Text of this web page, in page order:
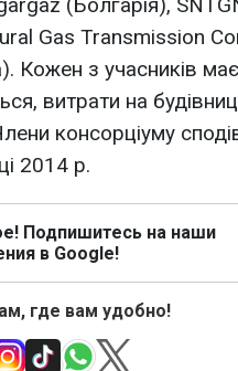
Gas Transmission
Кожен з учасників
витрати на
консорціуму
2014 р.
Подпишитесь на наши
в Google!
где вам удобно!